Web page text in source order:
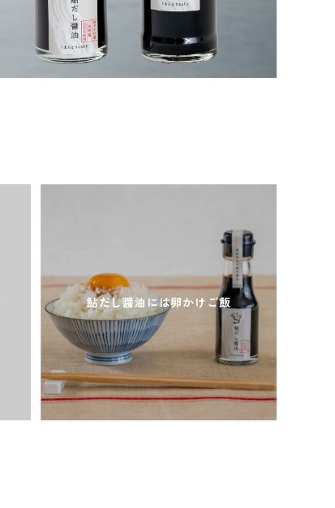
鮎だし醤油には卵かけご飯